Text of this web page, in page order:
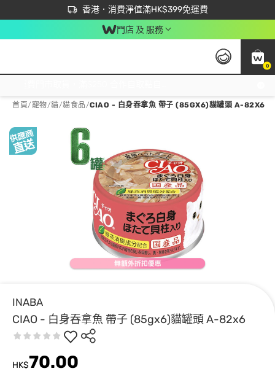
香港．消費淨值滿HK$399免運費
立即成為易賞錢會員盡享獨家優惠
首次APP下單買滿$450 輸入 NEWAPP 即減$50
門店 及 服務
0
首頁/寵物/貓/貓食品/CIAO - 白身吞拿魚 帶子 (85GX6)貓罐頭 A-82X6
INABA
CIAO - 白身吞拿魚 帶子 (85gx6)貓罐頭 A-82x6
HK$70.00